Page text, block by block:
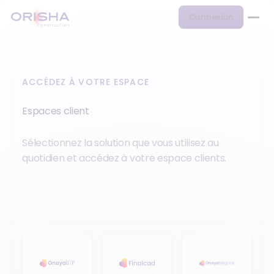
Connexion
ACCÉDEZ À VOTRE ESPACE
Espaces client
Sélectionnez la solution que vous utilisez au
quotidien et accédez à votre espace clients.